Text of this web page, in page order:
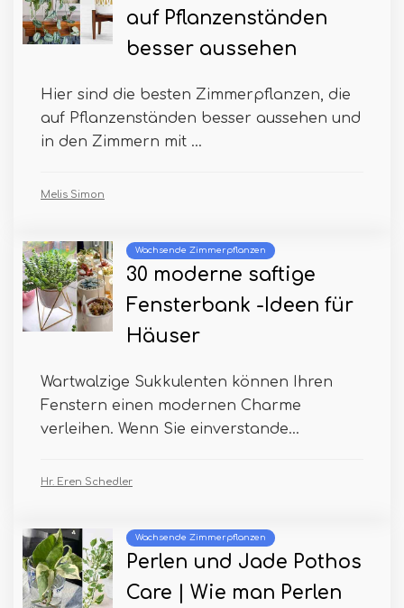
auf Pflanzenständen
besser aussehen
Hier sind die besten Zimmerpflanzen, die
auf Pflanzenständen besser aussehen und
in den Zimmern mit ...
Melis Simon
Wachsende Zimmerpflanzen
30 moderne saftige
Fensterbank -Ideen für
Häuser
Wartwalzige Sukkulenten können Ihren
Fenstern einen modernen Charme
verleihen. Wenn Sie einverstande...
Hr. Eren Schedler
Wachsende Zimmerpflanzen
Perlen und Jade Pothos
Care | Wie man Perlen